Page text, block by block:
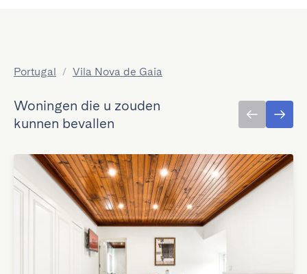
Portugal / Vila Nova de Gaia
Woningen die u zouden
kunnen bevallen